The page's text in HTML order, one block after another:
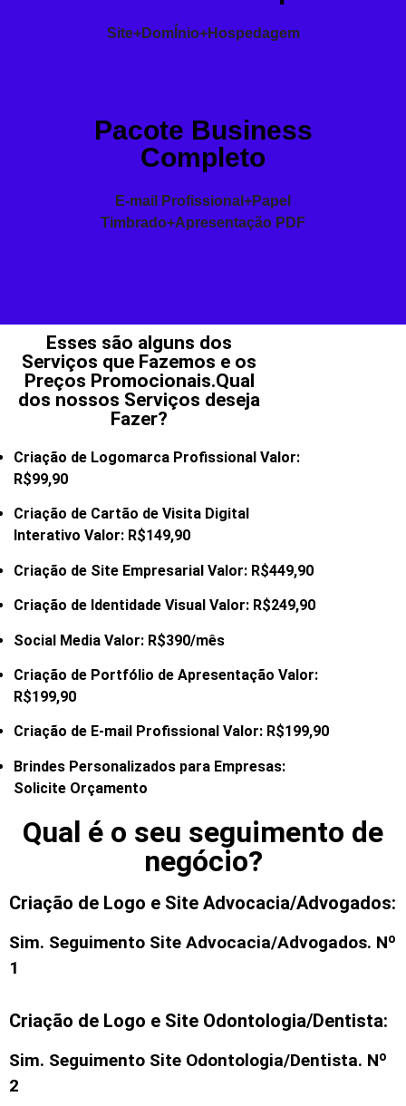
Site+DomÍnio+Hospedagem
Pacote Business
Completo
E-mail Profissional+Papel
Timbrado+Apresentação PDF
Esses são alguns dos
Serviços que Fazemos e os
Preços Promocionais.Qual
dos nossos Serviços deseja
Fazer?
Criação de Logomarca Profissional Valor:
R$99,90
Criação de Cartão de Visita Digital
Interativo Valor: R$149,90
Criação de Site Empresarial Valor: R$449,90
Criação de Identidade Visual Valor: R$249,90
Social Media Valor: R$390/mês
Criação de Portfólio de Apresentação Valor:
R$199,90
Criação de E-mail Profissional Valor: R$199,90
Brindes Personalizados para Empresas:
Solicite Orçamento
Qual é o seu seguimento de
negócio?
Criação de Logo e Site Advocacia/Advogados:
Sim. Seguimento Site Advocacia/Advogados. Nº
1
Criação de Logo e Site Odontologia/Dentista:
Sim. Seguimento Site Odontologia/Dentista. Nº
2